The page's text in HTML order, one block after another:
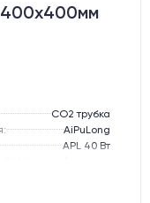
СО2 трубка
AiPuLong
APL 40 Вт